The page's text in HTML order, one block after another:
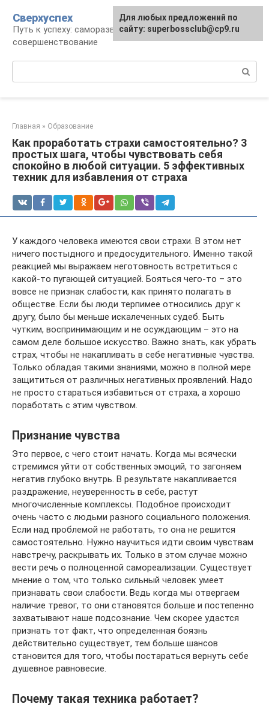
контенту
Сверхуспех
Путь к успеху: саморазвитие и
совершенствование
Главная » Образование
Как проработать страхи самостоятельно? 3
простых шага, чтобы чувствовать себя
спокойно в любой ситуации. 5 эффективных
техник для избавления от страха
У каждого человека имеются свои страхи. В этом нет
ничего постыдного и предосудительного. Именно такой
реакцией мы выражаем неготовность встретиться с
какой-то пугающей ситуацией. Бояться чего-то – это
вовсе не признак слабости, как принято полагать в
обществе. Если бы люди терпимее относились друг к
другу, было бы меньше искалеченных судеб. Быть
чутким, воспринимающим и не осуждающим – это на
самом деле большое искусство. Важно знать, как убрать
страх, чтобы не накапливать в себе негативные чувства.
Только обладая такими знаниями, можно в полной мере
защититься от различных негативных проявлений. Надо
не просто стараться избавиться от страха, а хорошо
поработать с этим чувством.
Признание чувства
Это первое, с чего стоит начать. Когда мы всячески
стремимся уйти от собственных эмоций, то загоняем
негатив глубоко внутрь. В результате накапливается
раздражение, неуверенность в себе, растут
многочисленные комплексы. Подобное происходит
очень часто с людьми разного социального положения.
Если над проблемой не работать, то она не решится
самостоятельно. Нужно научиться идти своим чувствам
навстречу, раскрывать их. Только в этом случае можно
вести речь о полноценной самореализации. Существует
мнение о том, что только сильный человек умеет
признавать свои слабости. Ведь когда мы отвергаем
наличие тревог, то они становятся больше и постепенно
захватывают наше подсознание. Чем скорее удастся
признать тот факт, что определенная боязнь
действительно существует, тем больше шансов
становится для того, чтобы постараться вернуть себе
душевное равновесие.
Почему такая техника работает?
Для любых предложений по
сайту: superbossclub@cp9.ru